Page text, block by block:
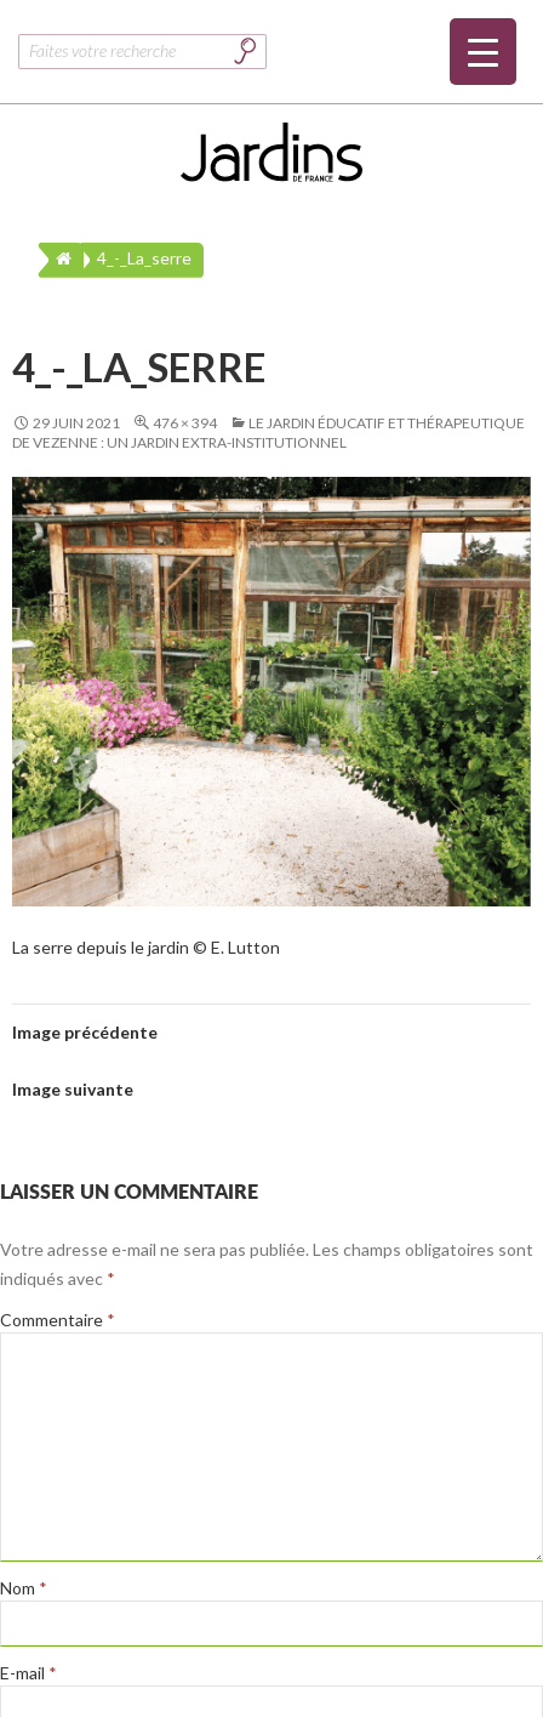
Rechercher :
4_-_La_serre
4_-_LA_SERRE
29 JUIN 2021 476 × 394
LE JARDIN ÉDUCATIF ET THÉRAPEUTIQUE
DE VEZENNE : UN JARDIN EXTRA-INSTITUTIONNEL
La serre depuis le jardin © E. Lutton
Image précédente
Image suivante
LAISSER UN COMMENTAIRE
Votre adresse e-mail ne sera pas publiée.Les champs obligatoires sont
indiqués avec *
Commentaire *
Nom *
E-mail *